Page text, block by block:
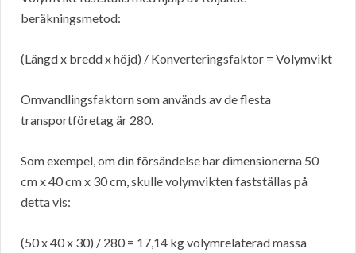
beräkningsmetod:
(Längd x bredd x höjd) / Konverteringsfaktor = Volymvikt
Omvandlingsfaktorn som används av de flesta
transportföretag är 280.
Som exempel, om din försändelse har dimensionerna 50
cm x 40 cm x 30 cm, skulle volymvikten fastställas på
detta vis:
(50 x 40 x 30) / 280 = 17,14 kg volymrelaterad massa